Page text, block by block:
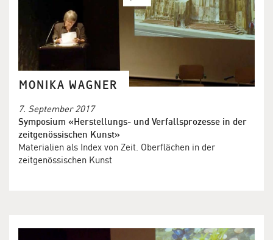
MONIKA WAGNER
7. September 2017
Symposium «Herstellungs- und Verfallsprozesse in der
zeitgenössischen Kunst»
Materialien als Index von Zeit. Oberflächen in der
zeitgenössischen Kunst